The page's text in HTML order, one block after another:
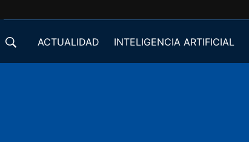
ACTUALIDAD INTELIGENCIA ARTIFICIAL